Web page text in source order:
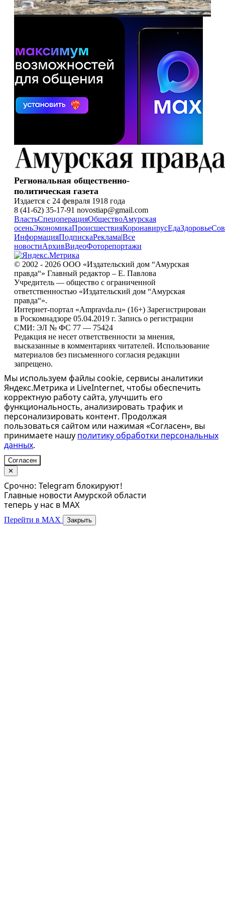
Региональная общественно-
политическая газета
Издается с 24 февраля 1918 года
8 (41-62) 35-17-91 novostiap@gmail.com
ВластьСпецоперацияОбществоАмурская
осеньЭкономикаПроисшествияКоронавирусЕдаЗдоровье
ИнформацияПодпискаРеклама|Все
новостиАрхивВидеоФоторепортажи
© 2002 - 2026 ООО «Издательский дом “Амурская
правда“» Главный редактор – Е. Павлова
Учредитель — общество с ограниченной
ответственностью «Издательский дом “Амурская
правда“».
Интернет-портал «Ampravda.ru» (16+) Зарегистрирован
в Роскомнадзоре 05.04.2019 г. Запись о регистрации
СМИ: ЭЛ № ФС 77 — 75424
Редакция не несет ответственности за мнения,
высказанные в комментариях читателей. Использование
материалов без письменного согласия редакции
запрещено.
Мы используем файлы cookie, сервисы аналитики
Яндекс.Метрика и LiveInternet, чтобы обеспечить
корректную работу сайта, улучшить его
функциональность, анализировать трафик и
персонализировать контент. Продолжая
пользоваться сайтом или нажимая «Согласен», вы
принимаете нашу политику обработки персональных
данных.
Согласен
✕
Срочно: Telegram блокируют!
Главные новости Амурской области
теперь у нас в MAX
Перейти в MAX Закрыть